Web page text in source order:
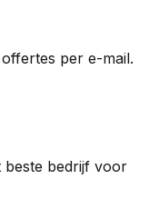
per e-mail.
beste bedrijf voor